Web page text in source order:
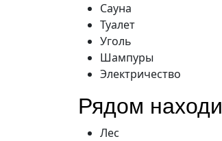
Сауна
Туалет
Уголь
Шампуры
Электричество
Рядом
Лес